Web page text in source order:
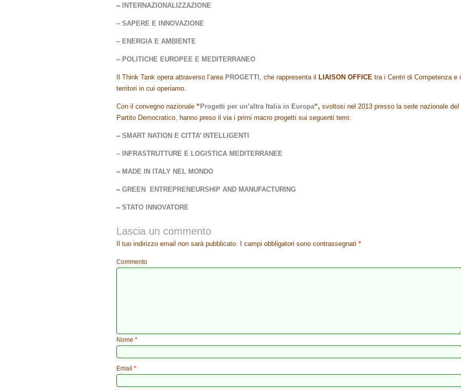
– INTERNAZIONALIZZAZIONE
– SAPERE E INNOVAZIONE
– ENERGIA E AMBIENTE
– POLITICHE EUROPEE E MEDITERRANEO
Il Think Tank opera attraverso l’area PROGETTI , che rappresenta il LIAISON OFFICE tra i Centri di Competenza e i
territori in cui operiamo.
Con il convegno nazionale “ Progetti per un’altra Italia in Europa“, svoltosi nel 2013 presso la sede nazionale del
Partito Democratico, hanno preso il via i primi macro progetti sui seguenti temi:
– SMART NATION E CITTA’ INTELLIGENTI
– INFRASTRUTTURE E LOGISTICA MEDITERRANEE
– MADE IN ITALY NEL MONDO
– GREEN ENTREPRENEURSHIP AND MANUFACTURING
– STATO INNOVATORE
Lascia un commento
Il tuo indirizzo email non sarà pubblicato. I campi obbligatori sono contrassegnati *
Commento
Nome *
Email *